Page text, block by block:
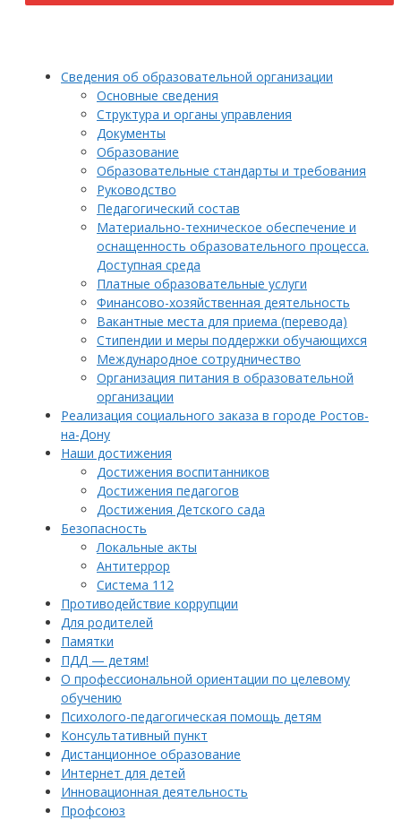
Сведения об образовательной организации
Основные сведения
Структура и органы управления
Документы
Образование
Образовательные стандарты и требования
Руководство
Педагогический состав
Материально-техническое обеспечение и
оснащенность образовательного процесса.
Доступная среда
Платные образовательные услуги
Финансово-хозяйственная деятельность
Вакантные места для приема (перевода)
Стипендии и меры поддержки обучающихся
Международное сотрудничество
Организация питания в образовательной
организации
Реализация социального заказа в городе Ростов-
на-Дону
Наши достижения
Достижения воспитанников
Достижения педагогов
Достижения Детского сада
Безопасность
Локальные акты
Антитеррор
Система 112
Противодействие коррупции
Для родителей
Памятки
ПДД — детям!
О профессиональной ориентации по целевому
обучению
Психолого-педагогическая помощь детям
Консультативный пункт
Дистанционное образование
Интернет для детей
Инновационная деятельность
Профсоюз